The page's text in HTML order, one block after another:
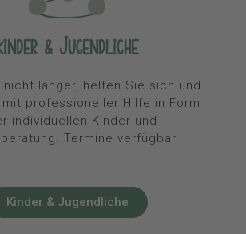
& Jugendliche
nicht länger, helfen Sie sich und
mit professioneller Hilfe in Form
individuellen Kinder und
Termine verfügbar.
Kinder & Jugendliche